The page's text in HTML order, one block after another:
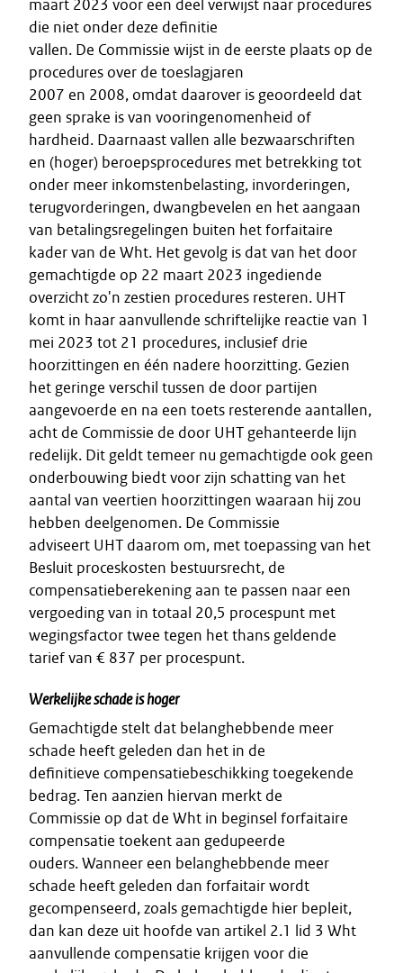
maart 2023 voor een deel verwijst naar procedures
die niet onder deze definitie
vallen. De Commissie wijst in de eerste plaats op de
procedures over de toeslagjaren
2007 en 2008, omdat daarover is geoordeeld dat
geen sprake is van vooringenomenheid of
hardheid. Daarnaast vallen alle bezwaarschriften
en (hoger) beroepsprocedures met betrekking tot
onder meer inkomstenbelasting, invorderingen,
terugvorderingen, dwangbevelen en het aangaan
van betalingsregelingen buiten het forfaitaire
kader van de Wht. Het gevolg is dat van het door
gemachtigde op 22 maart 2023 ingediende
overzicht zo'n zestien procedures resteren. UHT
komt in haar aanvullende schriftelijke reactie van 1
mei 2023 tot 21 procedures, inclusief drie
hoorzittingen en één nadere hoorzitting. Gezien
het geringe verschil tussen de door partijen
aangevoerde en na een toets resterende aantallen,
acht de Commissie de door UHT gehanteerde lijn
redelijk. Dit geldt temeer nu gemachtigde ook geen
onderbouwing biedt voor zijn schatting van het
aantal van veertien hoorzittingen waaraan hij zou
hebben deelgenomen. De Commissie
adviseert UHT daarom om, met toepassing van het
Besluit proceskosten bestuursrecht, de
compensatieberekening aan te passen naar een
vergoeding van in totaal 20,5 procespunt met
wegingsfactor twee tegen het thans geldende
tarief van € 837 per procespunt.
Werkelijke schade is hoger
Gemachtigde stelt dat belanghebbende meer
schade heeft geleden dan het in de
definitieve compensatiebeschikking toegekende
bedrag. Ten aanzien hiervan merkt de
Commissie op dat de Wht in beginsel forfaitaire
compensatie toekent aan gedupeerde
ouders. Wanneer een belanghebbende meer
schade heeft geleden dan forfaitair wordt
gecompenseerd, zoals gemachtigde hier bepleit,
dan kan deze uit hoofde van artikel 2.1 lid 3 Wht
aanvullende compensatie krijgen voor die